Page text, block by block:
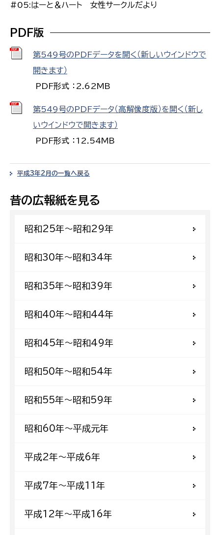
昔の広報紙を見る
昭和25年〜昭和29年
昭和30年〜昭和34年
昭和35年〜昭和39年
昭和40年〜昭和44年
昭和45年〜昭和49年
昭和50年〜昭和54年
昭和55年〜昭和59年
昭和60年〜平成元年
平成2年〜平成6年
平成7年〜平成11年
平成12年〜平成16年
#05:はーと＆ハート 女性サークルだより
PDF版
第549号のPDFデータを開く（新しいウインドウで
開きます）
PDF形式 ：2.62MB
第549号のPDFデータ（高解像度版）を開く（新し
いウインドウで開きます）
PDF形式 ：12.54MB
平成3年2月の一覧へ戻る